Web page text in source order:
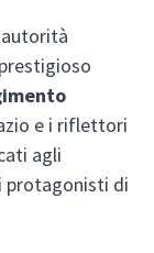
e i riflettori
agli
protagonisti di